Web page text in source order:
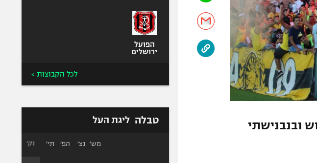
ובנבנישתי
הפועל
ירושלים
לכל הקבוצות >
טבלה ליגת העל
מש׳ נצ׳ הפ׳ תי׳ נק׳